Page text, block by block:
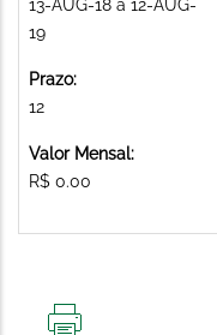
13-AUG-18 a 12-AUG-
19
Prazo:
12
Valor Mensal:
R$ 0.00